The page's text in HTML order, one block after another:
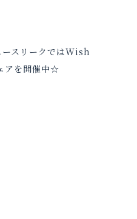
スリークではWish
アを開催中☆